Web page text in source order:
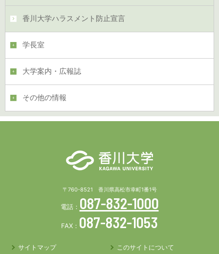
香川大学ハラスメント防止宣言
学長室
大学案内・広報誌
その他の情報
〒760-8521 香川県高松市幸町1番1号
電話： 087-832-1000
FAX： 087-832-1053
サイトマップ このサイトについて